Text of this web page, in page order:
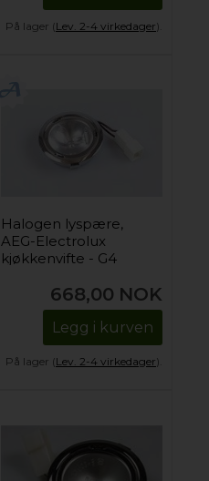
På lager (Lev. 2-4 virkedager).
Halogen lyspære,
AEG-Electrolux
kjøkkenvifte - G4
668,00 NOK
Legg i kurven
På lager (Lev. 2-4 virkedager).